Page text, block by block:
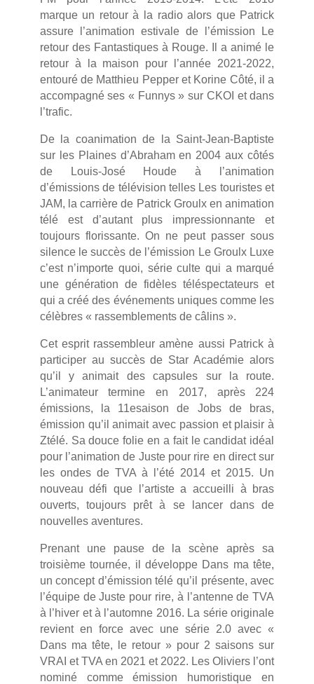
marque un retour à la radio alors que Patrick
assure l’animation estivale de l’émission Le
retour des Fantastiques à Rouge. Il a animé le
retour à la maison pour l’année 2021-2022,
entouré de Matthieu Pepper et Korine Côté, il a
accompagné ses « Funnys » sur CKOI et dans
l’trafic.
De la coanimation de la Saint-Jean-Baptiste
sur les Plaines d’Abraham en 2004 aux côtés
de Louis-José Houde à l’animation
d’émissions de télévision telles Les touristes et
JAM, la carrière de Patrick Groulx en animation
télé est d’autant plus impressionnante et
toujours florissante. On ne peut passer sous
silence le succès de l’émission Le Groulx Luxe
c’est n’importe quoi, série culte qui a marqué
une génération de fidèles téléspectateurs et
qui a créé des événements uniques comme les
célèbres « rassemblements de câlins ».
Cet esprit rassembleur amène aussi Patrick à
participer au succès de Star Académie alors
qu’il y animait des capsules sur la route.
L’animateur termine en 2017, après 224
émissions, la 11esaison de Jobs de bras,
émission qu’il animait avec passion et plaisir à
Ztélé. Sa douce folie en a fait le candidat idéal
pour l’animation de Juste pour rire en direct sur
les ondes de TVA à l’été 2014 et 2015. Un
nouveau défi que l’artiste a accueilli à bras
ouverts, toujours prêt à se lancer dans de
nouvelles aventures.
Prenant une pause de la scène après sa
troisième tournée, il développe Dans ma tête,
un concept d’émission télé qu’il présente, avec
l’équipe de Juste pour rire, à l’antenne de TVA
à l’hiver et à l’automne 2016. La série originale
revient en force avec une série 2.0 avec «
Dans ma tête, le retour » pour 2 saisons sur
VRAI et TVA en 2021 et 2022. Les Oliviers l’ont
nominé comme émission humoristique en